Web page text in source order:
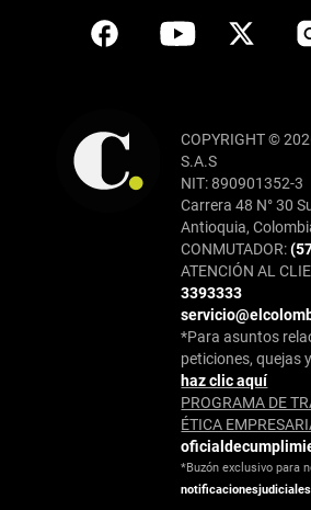
COPYRIGHT ©
S.A.S
NIT: 890901352-3
Carrera 48 N° 30
Antioquia,
CONMUTADOR:
ATENCIÓN AL
3393333
*Para asuntos
peticiones, quejas
haz clic aquí
PROGRAMA DE
ÉTICA
*Buzón exclusivo para